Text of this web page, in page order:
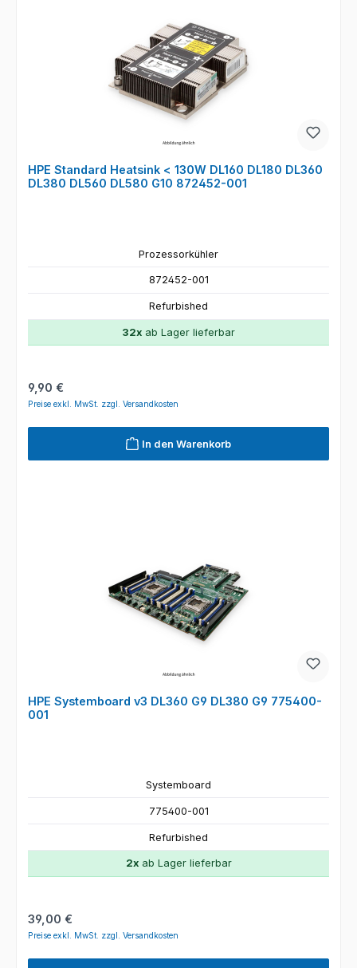
HPE Standard Heatsink < 130W DL160 DL180 DL360
DL380 DL560 DL580 G10 872452-001
Prozessorkühler
872452-001
Refurbished
32x ab Lager lieferbar
Regulärer Preis:
9,90 €
Preise exkl. MwSt. zzgl. Versandkosten
In den Warenkorb
HPE Systemboard v3 DL360 G9 DL380 G9 775400-
001
Systemboard
775400-001
Refurbished
2xab Lager lieferbar
Regulärer Preis:
39,00 €
Preise exkl. MwSt. zzgl. Versandkosten